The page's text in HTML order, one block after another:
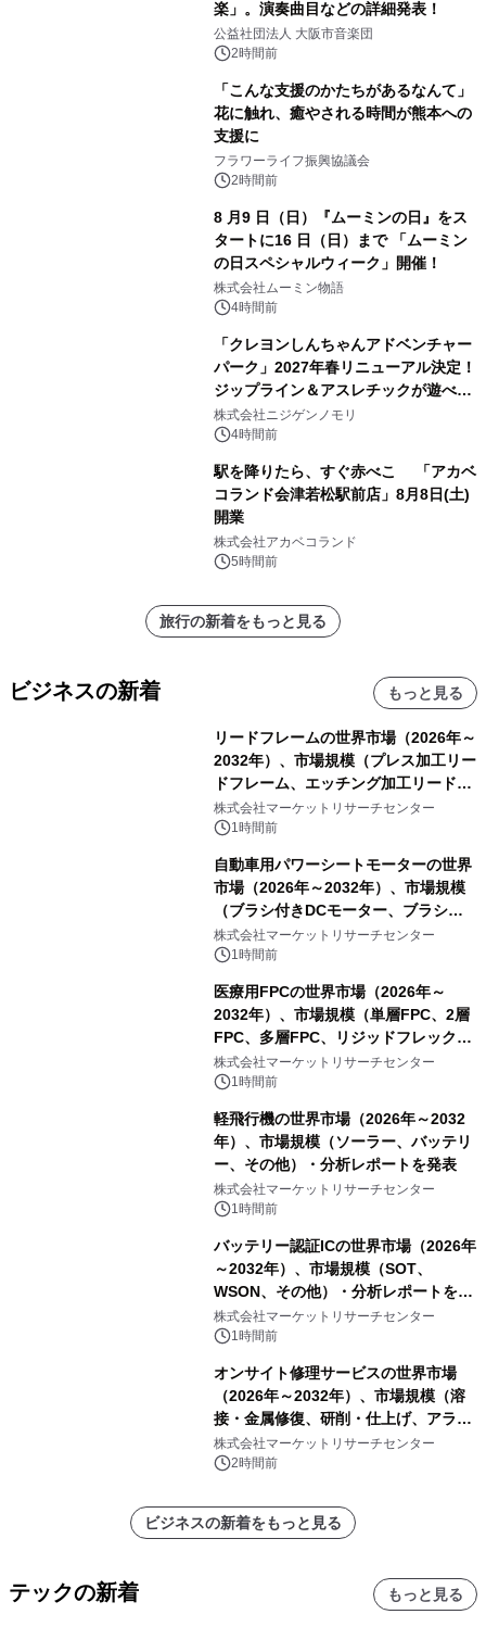
楽」。演奏曲目などの詳細発表！
公益社団法人 大阪市音楽団
2時間前
「こんな支援のかたちがあるなんて」
花に触れ、癒やされる時間が熊本への
支援に
フラワーライフ振興協議会
2時間前
8 月9 日（日）『ムーミンの日』をス
タートに16 日（日）まで 「ムーミン
の日スペシャルウィーク」開催！
株式会社ムーミン物語
4時間前
「クレヨンしんちゃんアドベンチャー
パーク」2027年春リニューアル決定！
ジップライン＆アスレチックが遊べる
のは今年が最後！ 「ラスト！ドキがム
ネムネ～大作戦！」始動
株式会社ニジゲンノモリ
4時間前
駅を降りたら、すぐ赤べこ 「アカベ
コランド会津若松駅前店」8月8日(土)
開業
株式会社アカベコランド
5時間前
旅行の新着をもっと見る
ビジネスの新着 もっと見る
リードフレームの世界市場（2026年～
2032年）、市場規模（プレス加工リー
ドフレーム、エッチング加工リードフ
レーム）・分析レポートを発表
株式会社マーケットリサーチセンター
1時間前
自動車用パワーシートモーターの世界
市場（2026年～2032年）、市場規模
（ブラシ付きDCモーター、ブラシレ
スDCモーター）・分析レポートを発
表
株式会社マーケットリサーチセンター
1時間前
医療用FPCの世界市場（2026年～
2032年）、市場規模（単層FPC、2層
FPC、多層FPC、リジッドフレックス
PCB）・分析レポートを発表
株式会社マーケットリサーチセンター
1時間前
軽飛行機の世界市場（2026年～2032
年）、市場規模（ソーラー、バッテリ
ー、その他）・分析レポートを発表
株式会社マーケットリサーチセンター
1時間前
バッテリー認証ICの世界市場（2026年
～2032年）、市場規模（SOT、
WSON、その他）・分析レポートを発
表
株式会社マーケットリサーチセンター
1時間前
オンサイト修理サービスの世界市場
（2026年～2032年）、市場規模（溶
接・金属修復、研削・仕上げ、アライ
メント、その他）・分析レポートを発
表
株式会社マーケットリサーチセンター
2時間前
ビジネスの新着をもっと見る
テックの新着 もっと見る